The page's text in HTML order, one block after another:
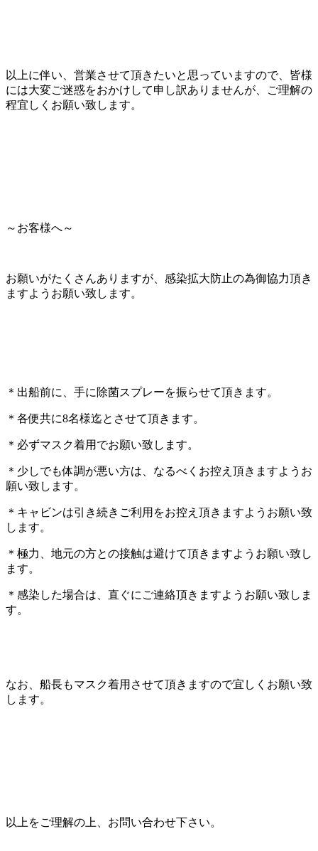
以上に伴い、営業させて頂きたいと思っていますので、皆様
には大変ご迷惑をおかけして申し訳ありませんが、ご理解の
程宜しくお願い致します。
～お客様へ～
お願いがたくさんありますが、感染拡大防止の為御協力頂き
ますようお願い致します。
＊出船前に、手に除菌スプレーを振らせて頂きます。
＊各便共に8名様迄とさせて頂きます。
＊必ずマスク着用でお願い致します。
＊少しでも体調が悪い方は、なるべくお控え頂きますようお
願い致します。
＊キャビンは引き続きご利用をお控え頂きますようお願い致
します。
＊極力、地元の方との接触は避けて頂きますようお願い致し
ます。
＊感染した場合は、直ぐにご連絡頂きますようお願い致しま
す。
なお、船長もマスク着用させて頂きますので宜しくお願い致
します。
以上をご理解の上、お問い合わせ下さい。